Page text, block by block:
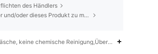
des Händlers
Um diesen Verkäufer und/oder dieses Produkt zu melden
keine chemische Reinigung,Überalles